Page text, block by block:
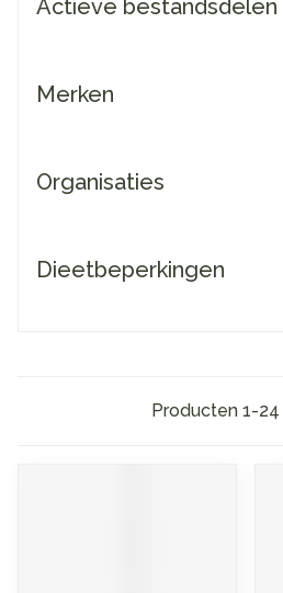
Actieve bestandsdelen
Merken
Organisaties
Dieetbeperkingen
Producten 1-24